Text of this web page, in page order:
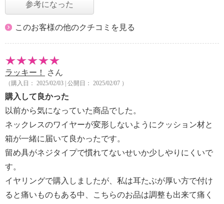
参考になった
このお客様の他のクチコミを見る
ラッキー！ さん
（購入日： 2025/02/03 | 公開日： 2025/02/07 ）
購入して良かった
以前から気になっていた商品でした。
ネックレスのワイヤーが変形しないようにクッション材と
箱が一緒に届いて良かったです。
留め具がネジタイプで慣れてないせいか少しやりにくいで
す。
イヤリングで購入しましたが、私は耳たぶが厚い方で付け
ると痛いものもある中、こちらのお品は調整も出来て痛く